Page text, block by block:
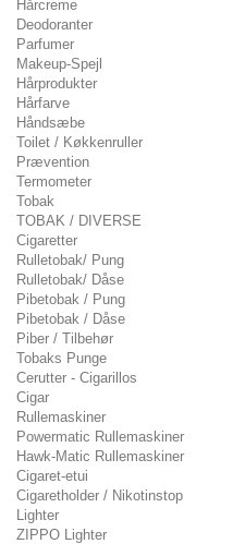
Hårcreme
Deodoranter
Parfumer
Makeup-Spejl
Hårprodukter
Hårfarve
Håndsæbe
Toilet / Køkkenruller
Prævention
Termometer
Tobak
TOBAK / DIVERSE
Cigaretter
Rulletobak/ Pung
Rulletobak/ Dåse
Pibetobak / Pung
Pibetobak / Dåse
Piber / Tilbehør
Tobaks Punge
Cerutter - Cigarillos
Cigar
Rullemaskiner
Powermatic Rullemaskiner
Hawk-Matic Rullemaskiner
Cigaret-etui
Cigaretholder / Nikotinstop
Lighter
ZIPPO Lighter